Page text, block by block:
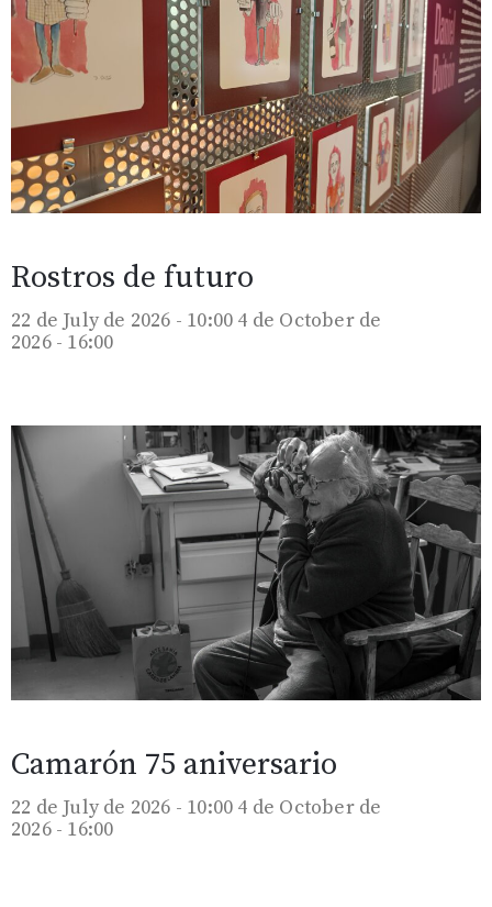
Rostros de futuro
22 de July de 2026 - 10:00 4 de October de
2026 - 16:00
Camarón 75 aniversario
22 de July de 2026 - 10:00 4 de October de
2026 - 16:00